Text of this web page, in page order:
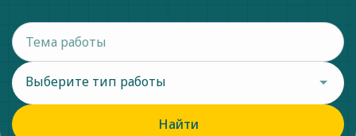
Выберите тип работы
Найти